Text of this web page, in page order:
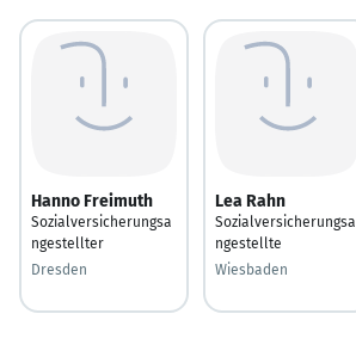
Hanno Freimuth
Sozialversicherungsa
ngestellter
Dresden
Lea Rahn
Sozialversicherungsa
ngestellte
Wiesbaden